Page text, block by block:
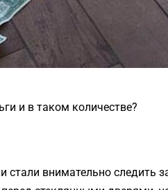
и в таком количестве?
стали внимательно следить